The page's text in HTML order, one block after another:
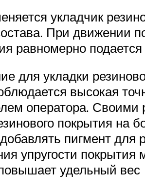
укладчик
При движении
равномерно подается
для укладки
высокая
оператора. Своими
покрытия на
пигмент для
упругости
удельный вес